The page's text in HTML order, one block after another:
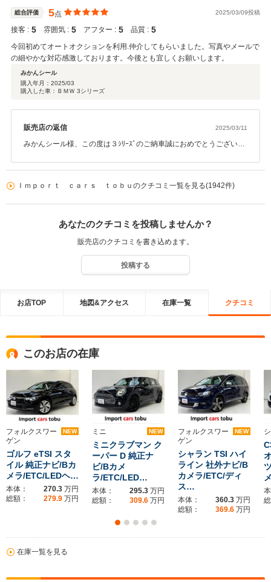
総合評価 5点 2025/03/09投稿
接客 : 5 雰囲気 : 5 アフター : 5 品質 : 5
今回初めてオートオクションを利用.仲介してもらいました。写真やメールで
の細やかな対応感激しております。今後とも宜しくお願いします。
みかんシール
購入年月： 2025/03
購入した車：ＢＭＷ 3シリーズ
販売店の返信 2025/03/11
みかんシール様、この度は３ｼﾘｰｽﾞのご納車誠におめでとうございま
ートさせて頂きますので末永いお付き合い宜しくお願いいたしま
Ｉｍｐｏｒｔ ｃａｒｓ ｔｏｂｕのクチコミ一覧を見る(1942件)
あなたのクチコミを投稿しませんか？
販売店のクチコミを書き込めます。
投稿する
お店TOP 地図&アクセス 在庫一覧 クチコミ
このお店の在庫
フォルクスワー
ゲン
NEW
ゴルフ eTSI スタ
イル 純正ナビ/Bカ
メラ/ETC/LEDヘ…
本体： 270.3 万円
総額：
279.9 万円
ミニ NEW
ミニクラブマン ク
ーパー D 純正ナ
ビ/Bカメ
ラ/ETC/LED…
本体： 295.3 万円
総額：
309.6 万円
フォルクスワー
ゲン
NEW
シャラン TSI ハイ
ライン 社外ナビ/B
カメラ/ETC/ディ
ス…
本体： 360.3 万円
総額：
369.6 万円
在庫一覧を見る